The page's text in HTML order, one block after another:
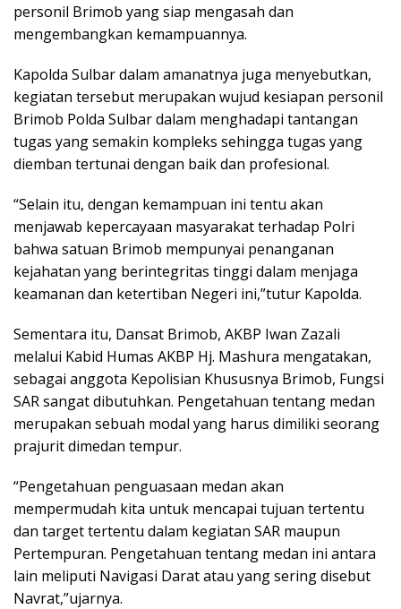
personil Brimob yang siap mengasah dan
mengembangkan kemampuannya.
Kapolda Sulbar dalam amanatnya juga menyebutkan,
kegiatan tersebut merupakan wujud kesiapan personil
Brimob Polda Sulbar dalam menghadapi tantangan
tugas yang semakin kompleks sehingga tugas yang
diemban tertunai dengan baik dan profesional.
“Selain itu, dengan kemampuan ini tentu akan
menjawab kepercayaan masyarakat terhadap Polri
bahwa satuan Brimob mempunyai penanganan
kejahatan yang berintegritas tinggi dalam menjaga
keamanan dan ketertiban Negeri ini,”tutur Kapolda.
Sementara itu, Dansat Brimob, AKBP Iwan Zazali
melalui Kabid Humas AKBP Hj. Mashura mengatakan,
sebagai anggota Kepolisian Khususnya Brimob, Fungsi
SAR sangat dibutuhkan. Pengetahuan tentang medan
merupakan sebuah modal yang harus dimiliki seorang
prajurit dimedan tempur.
“Pengetahuan penguasaan medan akan
mempermudah kita untuk mencapai tujuan tertentu
dan target tertentu dalam kegiatan SAR maupun
Pertempuran. Pengetahuan tentang medan ini antara
lain meliputi Navigasi Darat atau yang sering disebut
Navrat,”ujarnya.